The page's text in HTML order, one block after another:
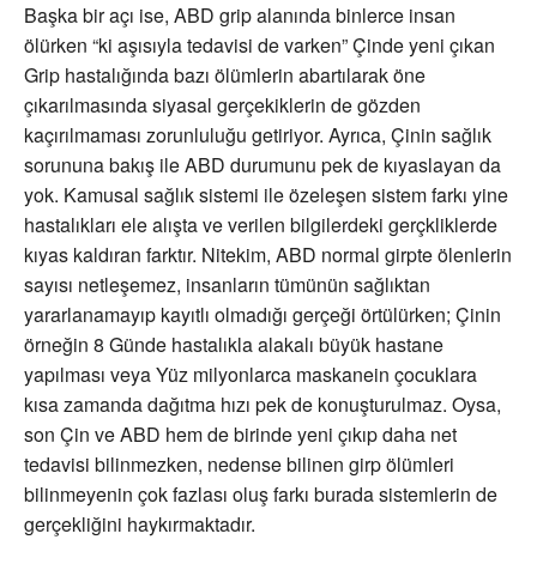
Başka bir açı ise, ABD grip alanında binlerce insan
ölürken “ki aşısıyla tedavisi de varken” Çinde yeni çıkan
Grip hastalığında bazı ölümlerin abartılarak öne
çıkarılmasında siyasal gerçekiklerin de gözden
kaçırılmaması zorunluluğu getiriyor. Ayrıca, Çinin sağlık
sorununa bakış ile ABD durumunu pek de kıyaslayan da
yok. Kamusal sağlık sistemi ile özeleşen sistem farkı yine
hastalıkları ele alışta ve verilen bilgilerdeki gerçkliklerde
kıyas kaldıran farktır. Nitekim, ABD normal girpte ölenlerin
sayısı netleşemez, insanların tümünün sağlıktan
yararlanamayıp kayıtlı olmadığı gerçeği örtülürken; Çinin
örneğin 8 Günde hastalıkla alakalı büyük hastane
yapılması veya Yüz milyonlarca maskanein çocuklara
kısa zamanda dağıtma hızı pek de konuşturulmaz. Oysa,
son Çin ve ABD hem de birinde yeni çıkıp daha net
tedavisi bilinmezken, nedense bilinen girp ölümleri
bilinmeyenin çok fazlası oluş farkı burada sistemlerin de
gerçekliğini haykırmaktadır.